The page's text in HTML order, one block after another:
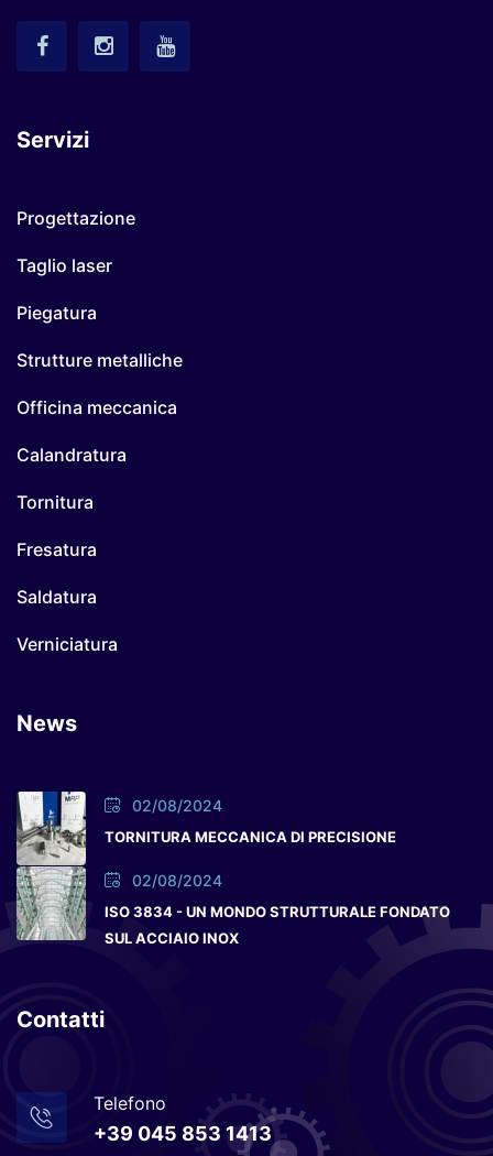
Servizi
Progettazione
Taglio laser
Piegatura
Strutture metalliche
Officina meccanica
Calandratura
Tornitura
Fresatura
Saldatura
Verniciatura
News
02/08/2024
TORNITURA MECCANICA DI PRECISIONE
02/08/2024
ISO 3834 - UN MONDO STRUTTURALE FONDATO
SUL ACCIAIO INOX
Contatti
Telefono
+39 045 853 1413